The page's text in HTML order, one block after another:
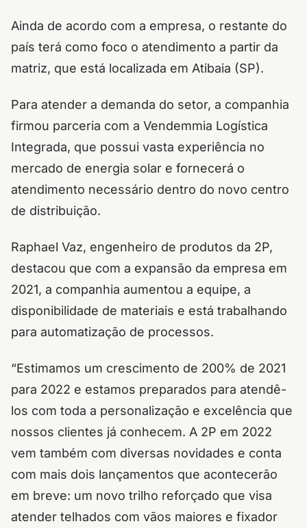
Ainda de acordo com a empresa, o restante do
país terá como foco o atendimento a partir da
matriz, que está localizada em Atibaia (SP).
Para atender a demanda do setor, a companhia
firmou parceria com a Vendemmia Logística
Integrada, que possui vasta experiência no
mercado de energia solar e fornecerá o
atendimento necessário dentro do novo centro
de distribuição.
Raphael Vaz, engenheiro de produtos da 2P,
destacou que com a expansão da empresa em
2021, a companhia aumentou a equipe, a
disponibilidade de materiais e está trabalhando
para automatização de processos.
“Estimamos um crescimento de 200% de 2021
para 2022 e estamos preparados para atendê-
los com toda a personalização e excelência que
nossos clientes já conhecem. A 2P em 2022
vem também com diversas novidades e conta
com mais dois lançamentos que acontecerão
em breve: um novo trilho reforçado que visa
atender telhados com vãos maiores e fixador